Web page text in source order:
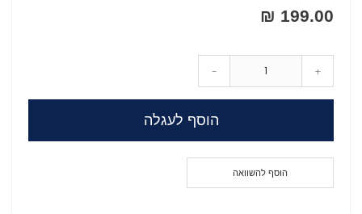
199.00 ₪
- +
הוסף לעגלה
הוסף להשוואה